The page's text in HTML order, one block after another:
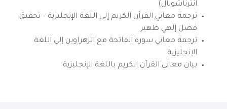
انترناشونال)
ترجمة معاني القرآن الكريم إلى اللغة الإنجليزية – تحقيق
فضل إلهي ظهير
ترجمة معاني سورة الفاتحة مع الزهراوين إلى اللغة
الإنجليزية
بيان معاني القرآن الكريم باللغة الإنجليزية